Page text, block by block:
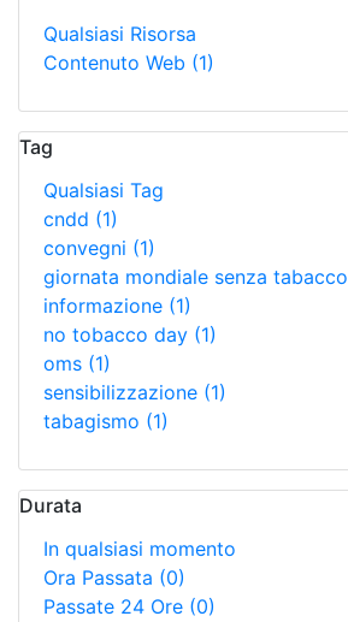
Qualsiasi Risorsa
Contenuto Web (1)
Tag
Qualsiasi Tag
cndd (1)
convegni (1)
giornata mondiale senza tabacco
informazione (1)
no tobacco day (1)
oms (1)
sensibilizzazione (1)
tabagismo (1)
Durata
In qualsiasi momento
Ora Passata (0)
Passate 24 Ore (0)